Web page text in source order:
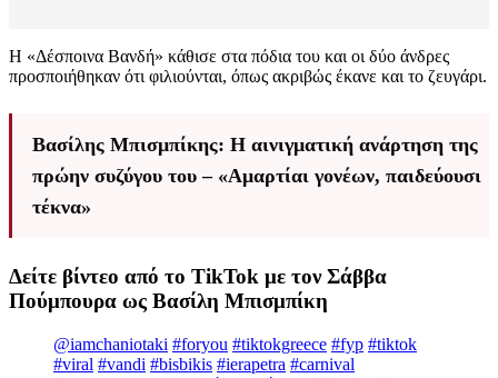
Η «Δέσποινα Βανδή» κάθισε στα πόδια του και οι δύο άνδρες
προσποιήθηκαν ότι φιλιούνται, όπως ακριβώς έκανε και το ζευγάρι.
Βασίλης Μπισμπίκης: Η αινιγματική ανάρτηση της
πρώην συζύγου του – «Αμαρτίαι γονέων, παιδεύουσι
τέκνα»
Δείτε βίντεο από το TikTok με τον Σάββα
Πούμπουρα ως Βασίλη Μπισμπίκη
@iamchaniotaki #foryou #tiktokgreece #fyp #tiktok
#viral #vandi #bisbikis #ierapetra #carnival